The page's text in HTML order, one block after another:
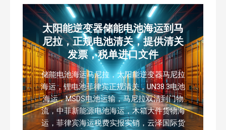
太阳能逆变器储能电池海运到马
尼拉，正规电池清关，提供清关
发票，税单进口文件
储能电池海运马尼拉，太阳能逆变器马尼拉
海运，锂电池菲律宾正规清关，UN38.3电池
海运，MSDS电池运输，马尼拉双清到门物
流，中菲新能源电池海运，木箱大件货物海
运，菲律宾海运税费实报实销，云泽国际货